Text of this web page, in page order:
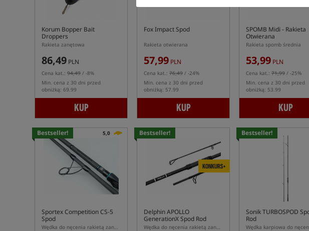
Korum Bopper Bait
Droppers
Rakieta zanętowa
86,49 PLN
Cena kat.: 94,49 / -8%
Min. cena z 30 dni przed
obniżką: 69.99
KUP
Fox Impact Spod
Rakieta otwierana
57,99 PLN
Cena kat.: 76,49 / -24%
Min. cena z 30 dni przed
obniżką: 57.99
KUP
SPOMB Midi - Rakieta
Otwierana
Rakieta spomb średnia
53,99 PLN
Cena kat.: 71,99 / -25%
Min. cena z 30 dni przed
obniżką: 53.99
KUP
Bestseller! 5,0
Sportex Competition CS-5
Spod
Wędka do nęcenia rakietą zanętową
Bestseller!
KONKURS+
Delphin APOLLO
GenerationX Spod Rod
Wędka do nęcenia rakietą zanętową
Bestseller!
Sonik TURBOSPOD
Rod